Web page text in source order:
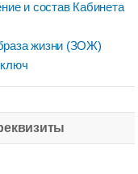
и состав Кабинета
жизни (ЗОЖ)